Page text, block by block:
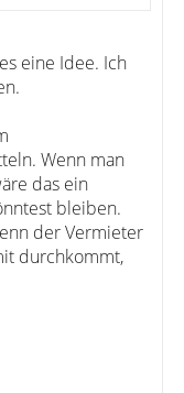
eine Idee. Ich
Wenn man
das ein
bleiben.
der Vermieter
durchkommt,